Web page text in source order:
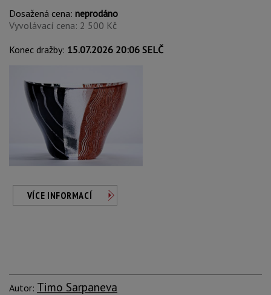
Dosažená cena: neprodáno
Vyvolávací cena: 2 500 Kč
Konec dražby: 15.07.2026 20:06 SELČ
VÍCE INFORMACÍ
Autor: Timo Sarpaneva